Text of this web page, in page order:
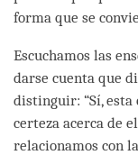
forma que se
Escuchamos las
darse cuenta que
distinguir: “Sí, esta
certeza acerca de
relacionamos con